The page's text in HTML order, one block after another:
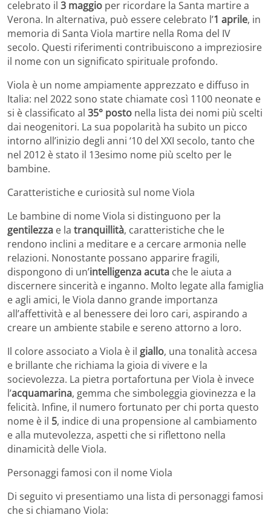
celebrato il 3 maggio per ricordare la Santa martire a
Verona. In alternativa, può essere celebrato l’1 aprile, in
memoria di Santa Viola martire nella Roma del IV
secolo. Questi riferimenti contribuiscono a impreziosire
il nome con un significato spirituale profondo.
Viola è un nome ampiamente apprezzato e diffuso in
Italia: nel 2022 sono state chiamate così 1100 neonate e
si è classificato al 35° posto nella lista dei nomi più scelti
dai neogenitori. La sua popolarità ha subito un picco
intorno all’inizio degli anni ‘10 del XXI secolo, tanto che
nel 2012 è stato il 13esimo nome più scelto per le
bambine.
Caratteristiche e curiosità sul nome Viola
Le bambine di nome Viola si distinguono per la
gentilezza e la tranquillità, caratteristiche che le
rendono inclini a meditare e a cercare armonia nelle
relazioni. Nonostante possano apparire fragili,
dispongono di un’intelligenza acuta che le aiuta a
discernere sincerità e inganno. Molto legate alla famiglia
e agli amici, le Viola danno grande importanza
all’affettività e al benessere dei loro cari, aspirando a
creare un ambiente stabile e sereno attorno a loro.
Il colore associato a Viola è il giallo, una tonalità accesa
e brillante che richiama la gioia di vivere e la
socievolezza. La pietra portafortuna per Viola è invece
l’acquamarina, gemma che simboleggia giovinezza e la
felicità. Infine, il numero fortunato per chi porta questo
nome è il 5, indice di una propensione al cambiamento
e alla mutevolezza, aspetti che si riflettono nella
dinamicità delle Viola.
Personaggi famosi con il nome Viola
Di seguito vi presentiamo una lista di personaggi famosi
che si chiamano Viola: